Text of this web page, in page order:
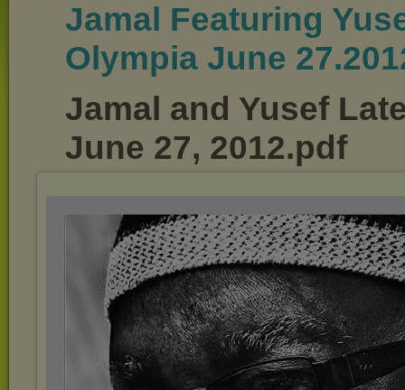
Jamal Featuring
Olympia June 27
Jamal and Yusef
June 27, 2012.pdf